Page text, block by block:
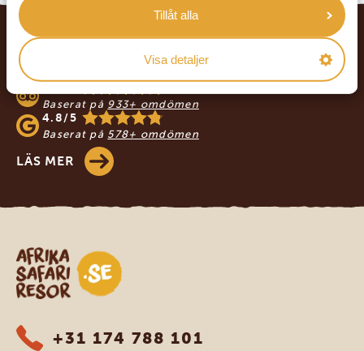
Tillåt alla
Visa detaljer
Footer
VÅRA KUNDER REKOMMENDERAR
AFRIKA SAFARI RESOR
Baserat på 933+ omdömen
4.8/5
Baserat på 578+ omdömen
LÄS MER
Safari-resor i Afrika
+31 174 788 101